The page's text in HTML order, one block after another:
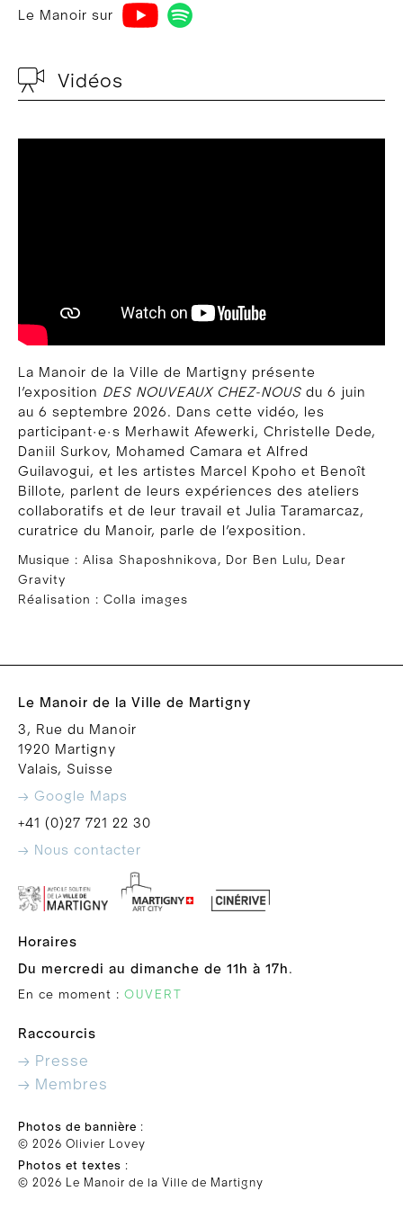
Le Manoir sur
Vidéos
La Manoir de la Ville de Martigny présente
l’exposition DES NOUVEAUX CHEZ-NOUS du 6 juin
au 6 septembre 2026. Dans cette vidéo, les
participant·e·s Merhawit Afewerki, Christelle Dede,
Daniil Surkov, Mohamed Camara et Alfred
Guilavogui, et les artistes Marcel Kpoho et Benoît
Billote, parlent de leurs expériences des ateliers
collaboratifs et de leur travail et Julia Taramarcaz,
curatrice du Manoir, parle de l’exposition.
Musique : Alisa Shaposhnikova, Dor Ben Lulu, Dear
Gravity
Réalisation : Colla images
Le Manoir de la Ville de Martigny
3, Rue du Manoir
1920 Martigny
Valais, Suisse
→ Google Maps
+41 (0)27 721 22 30
→ Nous contacter
Horaires
Du mercredi au dimanche de 11h à 17h.
En ce moment : OUVERT
Raccourcis
→ Presse
→ Membres
Photos de bannière :
© 2026 Olivier Lovey
Photos et textes :
© 2026 Le Manoir de la Ville de Martigny